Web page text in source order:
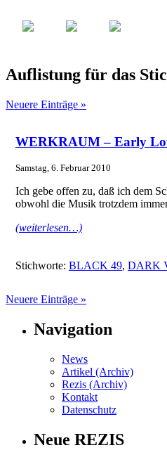
Auflistung für das
Neuere Einträge »
WERKRAUM – Early
Samstag, 6. Februar 2010
Ich gebe offen zu, daß ich dem
obwohl die Musik trotzdem
(weiterlesen…)
Stichworte: BLACK 49, DARK
Neuere Einträge »
Navigation
News
Artikel (Archiv)
Rezis (Archiv)
Kontakt
Datenschutz
Neue REZIS